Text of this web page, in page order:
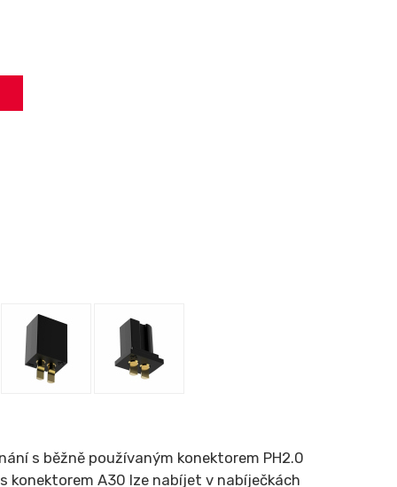
s běžně používaným konektorem PH2.0
konektorem A30 lze nabíjet v nabíječkách